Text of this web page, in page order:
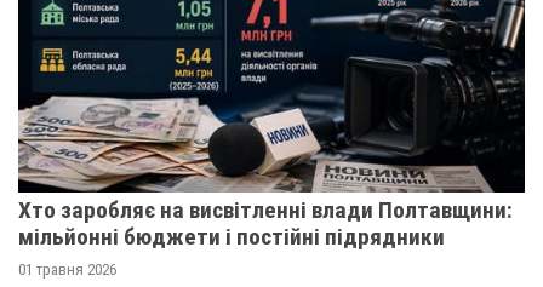
Хто заробляє на висвітленні влади Полтавщини:
мільйонні бюджети і постійні підрядники
01 травня 2026